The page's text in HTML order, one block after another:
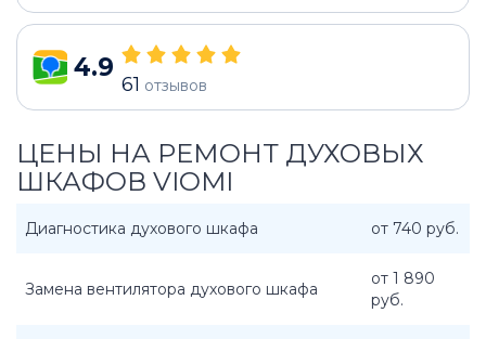
4.9
61 отзывов
ЦЕНЫ НА РЕМОНТ ДУХОВЫХ
ШКАФОВ VIOMI
Диагностика духового шкафа от 740 руб.
Замена вентилятора духового шкафа
от 1 890
руб.